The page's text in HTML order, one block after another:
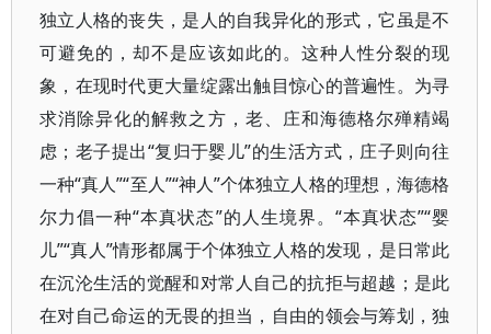
独立人格的丧失，是人的自我异化的形式，它虽是不
可避免的，却不是应该如此的。这种人性分裂的现
象，在现时代更大量绽露出触目惊心的普遍性。为寻
求消除异化的解救之方，老、庄和海德格尔殚精竭
虑；老子提出“复归于婴儿”的生活方式，庄子则向往
一种“真人”“至人”“神人”个体独立人格的理想，海德格
尔力倡一种“本真状态”的人生境界。“本真状态”“婴
儿”“真人”情形都属于个体独立人格的发现，是日常此
在沉沦生活的觉醒和对常人自己的抗拒与超越；是此
在对自己命运的无畏的担当，自由的领会与筹划，独